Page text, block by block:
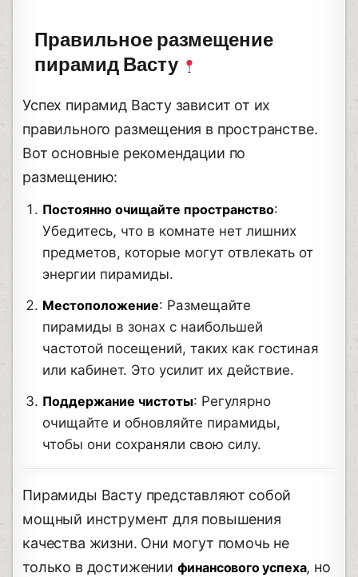
Правильное размещение
пирамид Васту
Успех пирамид Васту зависит от их
правильного размещения в пространстве.
Вот основные рекомендации по
размещению:
Постоянно очищайте пространство:
Убедитесь, что в комнате нет лишних
предметов, которые могут отвлекать от
энергии пирамиды.
Местоположение: Размещайте
пирамиды в зонах с наибольшей
частотой посещений, таких как гостиная
или кабинет. Это усилит их действие.
Поддержание чистоты: Регулярно
очищайте и обновляйте пирамиды,
чтобы они сохраняли свою силу.
Пирамиды Васту представляют собой
мощный инструмент для повышения
качества жизни. Они могут помочь не
только в достижении финансового успеха, но